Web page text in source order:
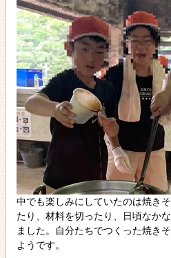
中でも楽しみにしていたのは焼き
たり、材料を切ったり、日頃なか
ました。自分たちでつくった焼き
ようです。